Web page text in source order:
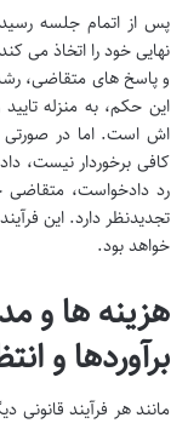
پس از اتمام جلسه
نهایی خود را اتخاذ می
و پاسخ های متقاضی،
این حکم، به منزله
اش است. اما در
کافی برخوردار نیست،
رد دادخواست،
تجدیدنظر دارد. این
خواهد بود.
هزینه ها و
برآوردها و
مانند هر فرآیند قانونی